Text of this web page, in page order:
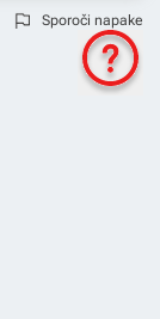
Sporoči napake